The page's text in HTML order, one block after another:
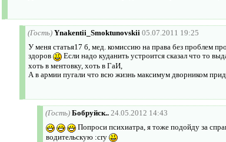
(Гость) Ynakentii_Smoktunovskii 05.07.2011 19:25
У меня статья17 б, мед. комиссию на права без проблем
здоров
Если надо куданить устроится сказал что то
хоть в ментовку, хоть в ГаИ,
А в армии пугали что всю жизнь максимум дворником
(Гость) Бобруйск.. 24.05.2012 14:43
Попроси психиатра, я тоже подойду за
водительскую :cry